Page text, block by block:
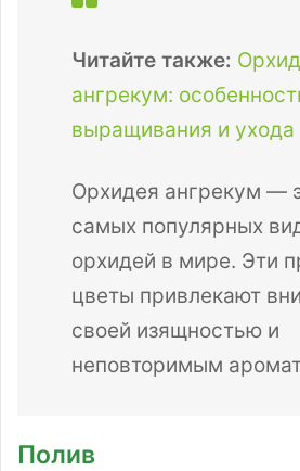
Читайте также:
ангрекум:
выращивания и ухода
Орхидея ангрекум —
самых популярных
орхидей в мире. Эти
цветы привлекают
своей изящностью и
неповторимым
Полив